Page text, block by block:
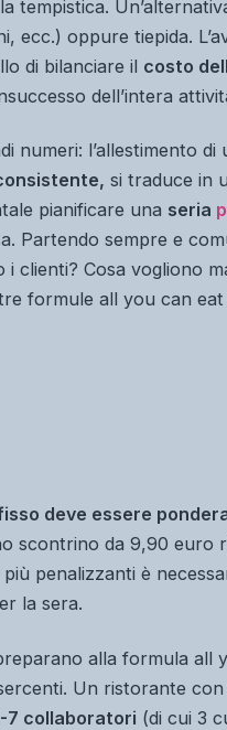
tempistica.
ecc.) oppure tiepida.
di bilanciare il costo
dell’intera
numeri: l’allestimento di
si traduce in
pianificare una seria
Partendo sempre e
i clienti? Cosa vogliono
formule all you can eat
deve essere
scontrino da 9,90 euro
penalizzanti è
la sera.
alla formula all
Un ristorante
7 collaboratori (di cui 3